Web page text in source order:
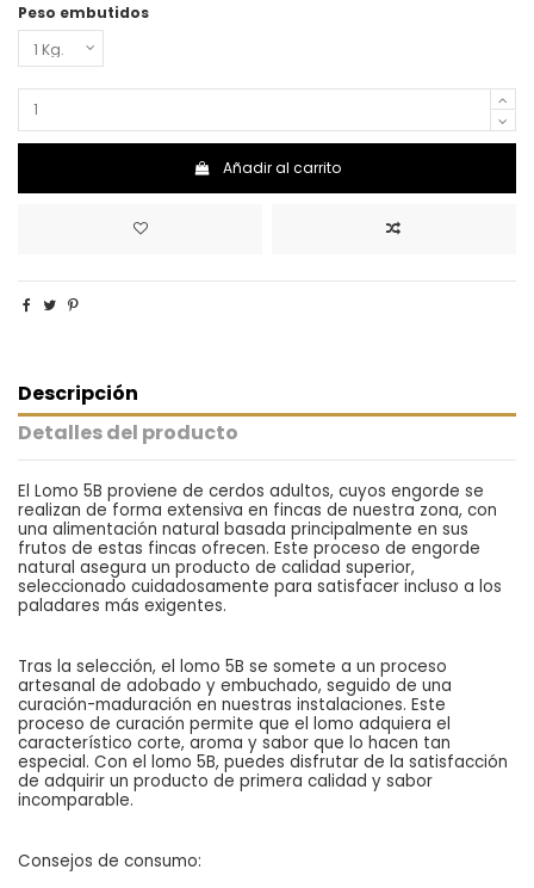
Peso embutidos
Añadir al carrito
Descripción
Detalles del producto
El Lomo 5B proviene de cerdos adultos, cuyos engorde se
realizan de forma extensiva en fincas de nuestra zona, con
una alimentación natural basada principalmente en sus
frutos de estas fincas ofrecen. Este proceso de engorde
natural asegura un producto de calidad superior,
seleccionado cuidadosamente para satisfacer incluso a los
paladares más exigentes.
Tras la selección, el lomo 5B se somete a un proceso
artesanal de adobado y embuchado, seguido de una
curación-maduración en nuestras instalaciones. Este
proceso de curación permite que el lomo adquiera el
característico corte, aroma y sabor que lo hacen tan
especial. Con el lomo 5B, puedes disfrutar de la satisfacción
de adquirir un producto de primera calidad y sabor
incomparable.
Consejos de consumo: